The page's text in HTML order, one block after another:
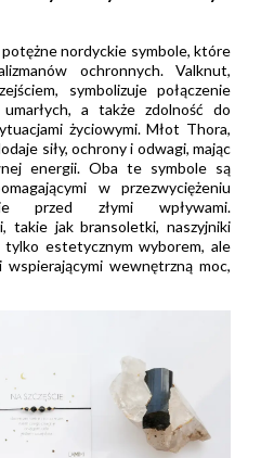
nordyckie symbole, które
ochronnych. Valknut,
symbolizuje połączenie
a także zdolność do
życiowymi. Młot Thora,
siły, ochrony i odwagi, mając
energii. Oba te symbole są
w przezwyciężeniu
przed złymi wpływami.
takie jak bransoletki, naszyjniki
estetycznym wyborem, ale
wspierającymi wewnętrzną moc,